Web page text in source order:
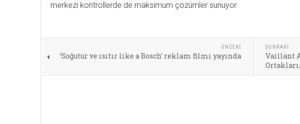
merkezi kontrollerde de maksimum çözümler sunuyor.
ÖNCEKI
‘Soğutur ve ısıtır like a Bosch’ reklam filmi yayında
SONRAKI
Vaillant